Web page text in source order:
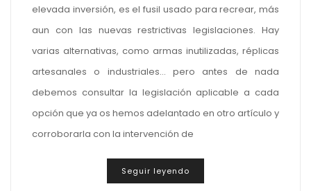
elevada inversión, es el fusil usado para recrear, más
aun con las nuevas restrictivas legislaciones. Hay
varias alternativas, como armas inutilizadas, réplicas
artesanales o industriales… pero antes de nada
debemos consultar la legislación aplicable a cada
opción que ya os hemos adelantado en otro artículo y
corroborarla con la intervención de
Seguir leyendo